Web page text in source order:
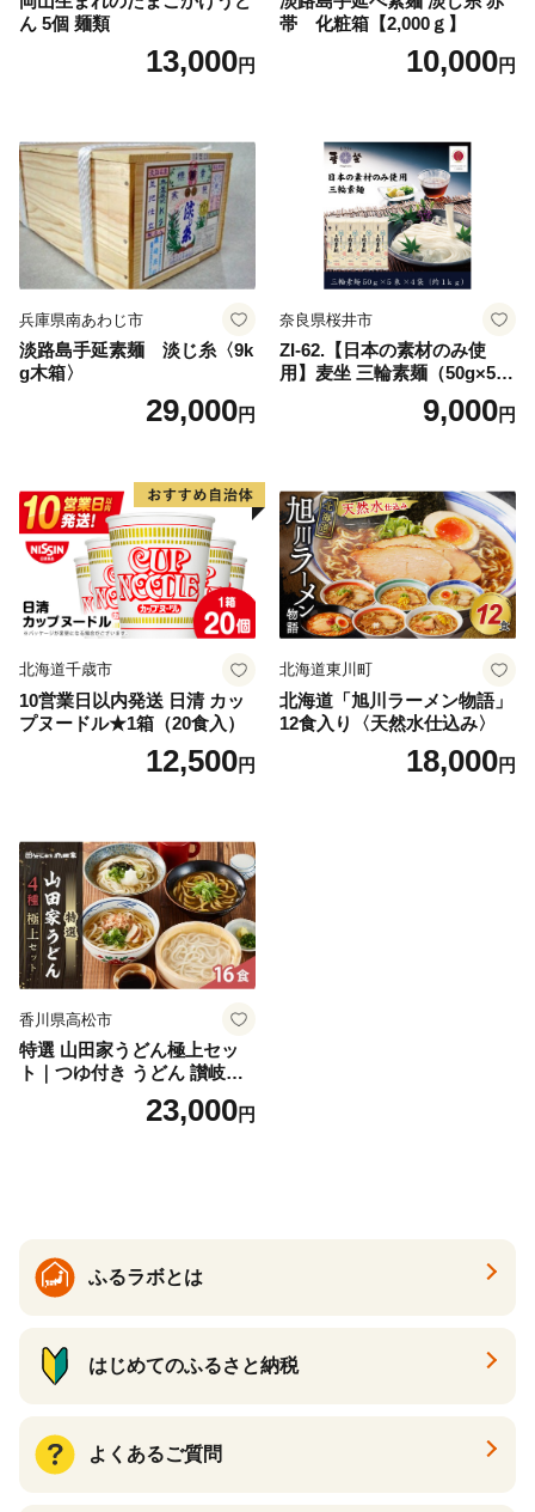
ん 5個 麺類
13,000円
帯 化粧箱【2,000ｇ】
10,000円
兵庫県南あわじ市
淡路島手延素麺 淡じ糸〈9k
g木箱〉
29,000円
奈良県桜井市
ZI-62.【日本の素材のみ使
用】麦坐 三輪素麺（50g×5束
9,000円
北海道千歳市
10営業日以内発送 日清 カッ
プヌードル★1箱（20食入）
12,500円
北海道東川町
北海道「旭川ラーメン物語」
12食入り〈天然水仕込み〉
18,000円
香川県高松市
特選 山田家うどん極上セッ
ト｜つゆ付き うどん 讃岐う
どん さぬきうどん 生麵 うど
んセット カレーうどん 生う
23,000円
ふるラボとは
はじめてのふるさと納税
よくあるご質問